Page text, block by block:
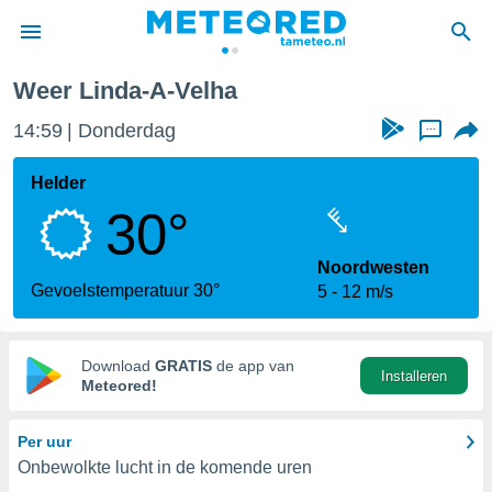
door
verstrekte
hoge
hebt de
voor
op basis
Weer Linda-A-Velha
14:59 Donderdag ...
Helder
30°
Gevoelstemperatuur 30°
Noordwesten
5
12 m/s
Download GRATIS de app van
Meteored!
Installeren
Per uur
Onbewolkte lucht in de komende uren